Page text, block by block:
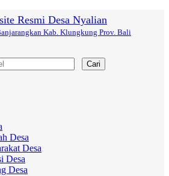
Resmi Desa Nyalian
Kab. Klungkung Prov. Bali
Cari
Desa
Desa
Desa
Desa